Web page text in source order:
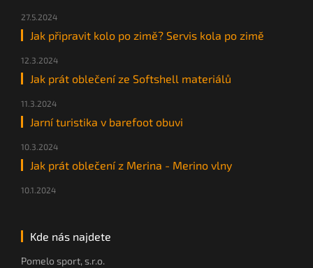
27.5.2024
Jak připravit kolo po zimě? Servis kola po zimě
12.3.2024
Jak prát oblečení ze Softshell materiálů
11.3.2024
Jarní turistika v barefoot obuvi
10.3.2024
Jak prát oblečení z Merina - Merino vlny
10.1.2024
Kde nás najdete
Pomelo sport, s.r.o.